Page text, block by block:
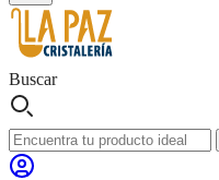
Buscar